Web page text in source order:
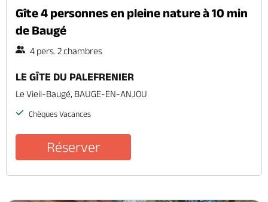
Gîte 4 personnes en pleine nature à 10 min
de Baugé
4 pers. 2 chambres
LE GÎTE DU PALEFRENIER
Le Vieil-Baugé, BAUGE-EN-ANJOU
Chèques Vacances
Réserver